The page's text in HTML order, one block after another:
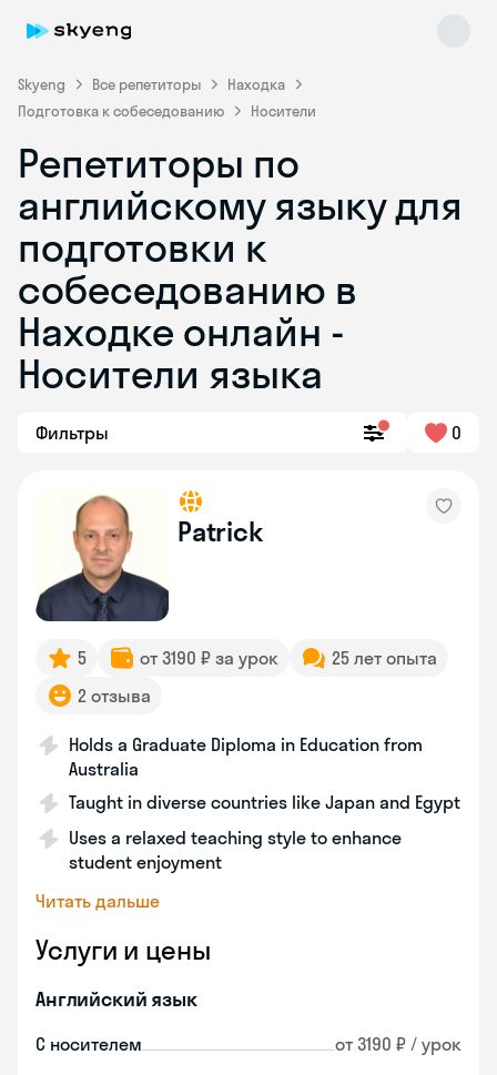
Skyeng Все репетиторы
Находка
Подготовка к собеседованию
Носители
Репетиторы по
английскому языку для
подготовки к
собеседованию в
Находке онлайн -
Носители языка
Фильтры 0
Patrick
5 от 3190 ₽ за урок
25 лет опыта
2 отзыва
Holds a Graduate Diploma in Education from
Australia
Taught in diverse countries like Japan and Egypt
Uses a relaxed teaching style to enhance
student enjoyment
Читать дальше
Услуги и цены
Английский язык
С носителем от 3190 ₽ / урок
Skyeng Chat